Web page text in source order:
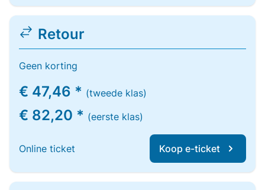
Retour
Geen korting
€ 47,46 * (tweede klas)
€ 82,20 * (eerste klas)
Online ticket Koop e-ticket